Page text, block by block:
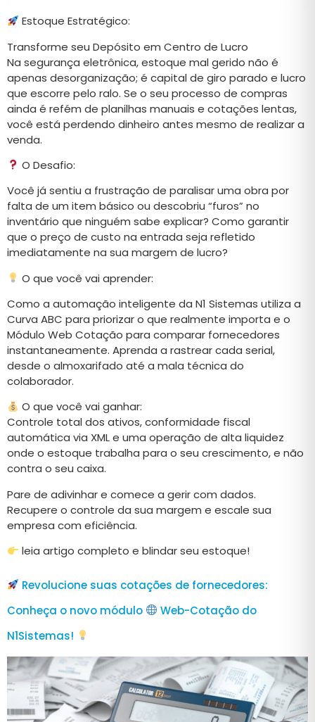
Estoque Estratégico:
Transforme seu Depósito em Centro de Lucro
Na segurança eletrônica, estoque mal gerido não é
apenas desorganização; é capital de giro parado e lucro
que escorre pelo ralo. Se o seu processo de compras
ainda é refém de planilhas manuais e cotações lentas,
você está perdendo dinheiro antes mesmo de realizar a
venda.
O Desafio:
Você já sentiu a frustração de paralisar uma obra por
falta de um item básico ou descobriu “furos” no
inventário que ninguém sabe explicar? Como garantir
que o preço de custo na entrada seja refletido
imediatamente na sua margem de lucro?
O que você vai aprender:
Como a automação inteligente da N1 Sistemas utiliza a
Curva ABC para priorizar o que realmente importa e o
Módulo Web Cotação para comparar fornecedores
instantaneamente. Aprenda a rastrear cada serial,
desde o almoxarifado até a mala técnica do
colaborador.
O que você vai ganhar:
Controle total dos ativos, conformidade fiscal
automática via XML e uma operação de alta liquidez
onde o estoque trabalha para o seu crescimento, e não
contra o seu caixa.
Pare de adivinhar e comece a gerir com dados.
Recupere o controle da sua margem e escale sua
empresa com eficiência.
leia artigo completo e blindar seu estoque!
Revolucione suas cotações de fornecedores:
Conheça o novo módulo
Web-Cotação do
N1Sistemas!